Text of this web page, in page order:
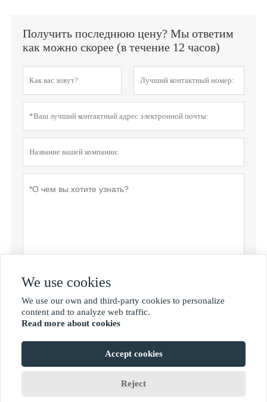
Получить последнюю цену? Мы ответим
как можно скорее (в течение 12 часов)
Авторские права принадлежат © Shan Dong Jie Han Metal Material Co., Ltd.
We use cookies
We use our own and third-party cookies to personalize
content and to analyze web traffic.
Read more about cookies
Accept cookies
Reject